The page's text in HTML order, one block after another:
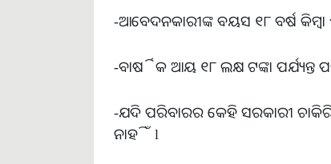
-ଆବେଦନକାରୀଙ୍କ ବୟସ ୧୮ ବର୍ଷ
-ବାର୍ଷିକ ଆୟ ୧୮ ଲକ୍ଷ ଟଙ୍କା ପର୍ଯ୍ୟନ୍ତ
-ଯଦି ପରିବାରର କେହି ସରକାରୀ
ନାହିଁ l